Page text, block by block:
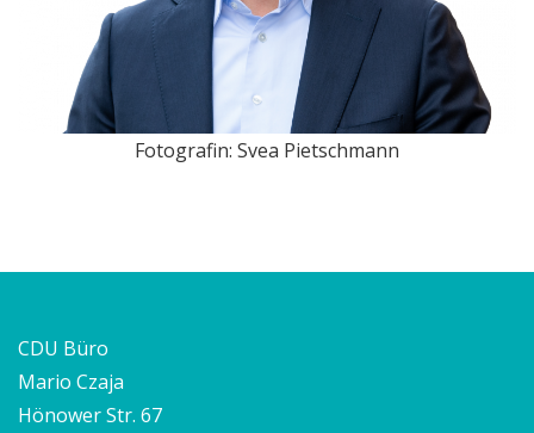
Fotografin: Svea Pietschmann
CDU Büro
Mario Czaja
Hönower Str. 67